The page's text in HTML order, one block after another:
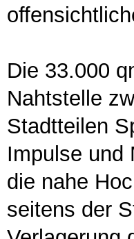
Die 33.000
Nahtstelle
Stadtteilen
Impulse und
die nahe
seitens der